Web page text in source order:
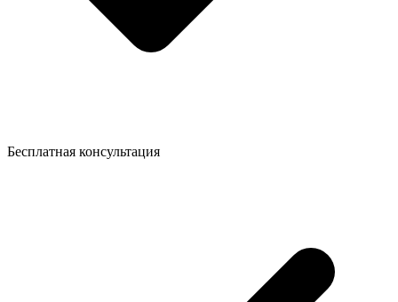
Бесплатная консультация